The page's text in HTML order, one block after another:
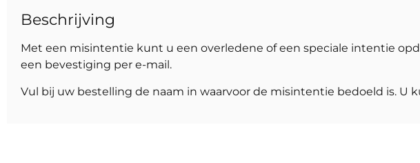
Beschrijving
Met een misintentie kunt u een overledene of een speciale intentie
een bevestiging per e-mail.
Vul bij uw bestelling de naam in waarvoor de misintentie bedoeld is.